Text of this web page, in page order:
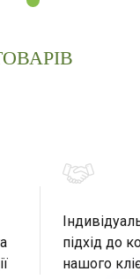
підхід до
нашого